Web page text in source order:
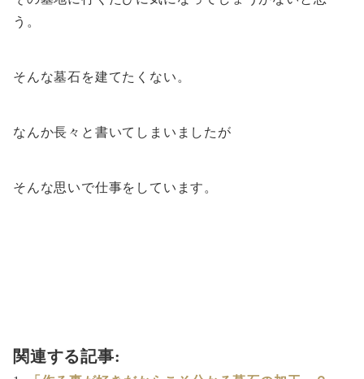
う。
そんな墓石を建てたくない。
なんか長々と書いてしまいましたが
そんな思いで仕事をしています。
関連する記事: